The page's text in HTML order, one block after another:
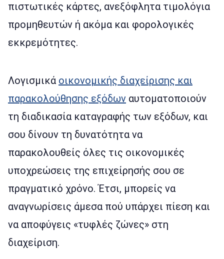
πιστωτικές κάρτες, ανεξόφλητα τιμολόγια
προμηθευτών ή ακόμα και φορολογικές
εκκρεμότητες.
Λογισμικά οικονομικής διαχείρισης και
παρακολούθησης εξόδων αυτοματοποιούν
τη διαδικασία καταγραφής των εξόδων, και
σου δίνουν τη δυνατότητα να
παρακολουθείς όλες τις οικονομικές
υποχρεώσεις της επιχείρησής σου σε
πραγματικό χρόνο. Έτσι, μπορείς να
αναγνωρίσεις άμεσα πού υπάρχει πίεση και
να αποφύγεις «τυφλές ζώνες» στη
διαχείριση.